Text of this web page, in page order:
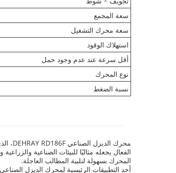
سعة المجمع
سعة محرك التشغيل
استهلاك الوقود
أقل سرعة عند عدم وجود حمل
نوع المحرك
نسبة الضغط
الفعال يجعله مثاليًا للبيئات الصناعية
المحرك بسهولة لتلبية المطالب العاجلة.